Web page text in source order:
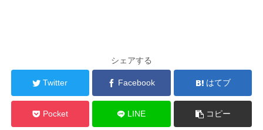
シェアする
Twitter Facebook はてブ
Pocket LINE コピー